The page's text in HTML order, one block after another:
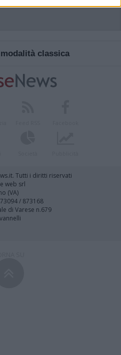
classica
Tutti i diritti riservati
web srl
(VA)
/ 873168
di Varese n.679